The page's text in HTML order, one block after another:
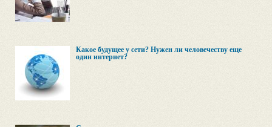
Какое будущее у сети? Нужен ли человечеству еще
один интернет?